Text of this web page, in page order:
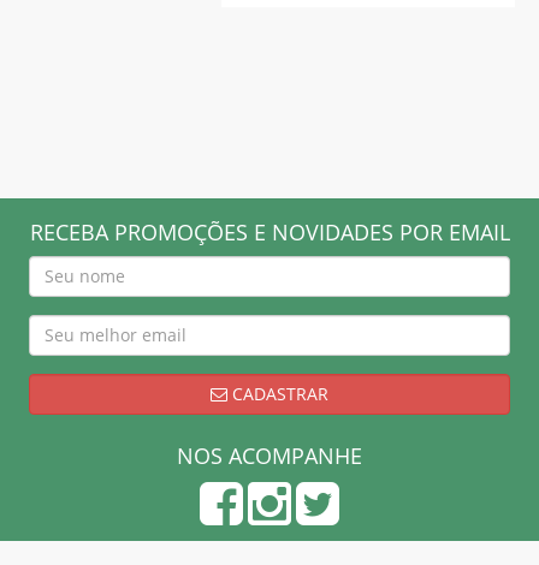
RECEBA PROMOÇÕES E NOVIDADES POR EMAIL
CADASTRAR
NOS ACOMPANHE